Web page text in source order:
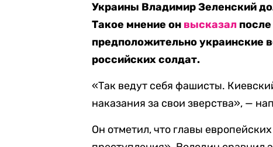
Украины Владимир Зеленский
Такое мнение он высказал
предположительно украинские
российских солдат.
«Так ведут себя фашисты.
наказания за свои зверства», —
Он отметил, что главы